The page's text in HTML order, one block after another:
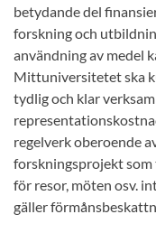
betydande del
forskning och
användning av medel
Mittuniversitetet ska
tydlig och klar
regelverk oberoende
forskningsprojekt
för resor, möten osv.
gäller